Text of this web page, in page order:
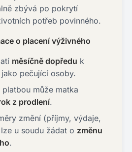
zbývá po pokrytí
potřeb povinného.
o placení výživného
měsíčně dopředu k
pečující osoby.
může matka
z prodlení.
změní (příjmy, výdaje,
u soudu žádat o změnu
.